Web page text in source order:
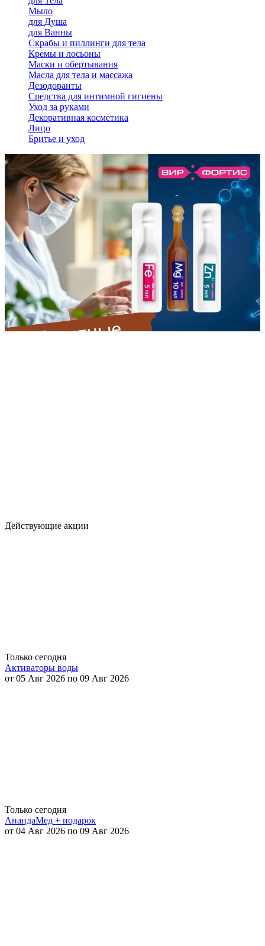
Мыло
для Душа
для Ванны
Скрабы и пиллинги для тела
Кремы и лосьоны
Маски и обертывания
Масла для тела и массажа
Дезодоранты
Средства для интимной гигиены
Уход за руками
Декоративная косметика
Лицо
Бритье и уход
Действующие акции
Только сегодня
Активаторы воды
от 05 Авг 2026 по 09 Авг 2026
Только сегодня
АнандаМед + подарок
от 04 Авг 2026 по 09 Авг 2026